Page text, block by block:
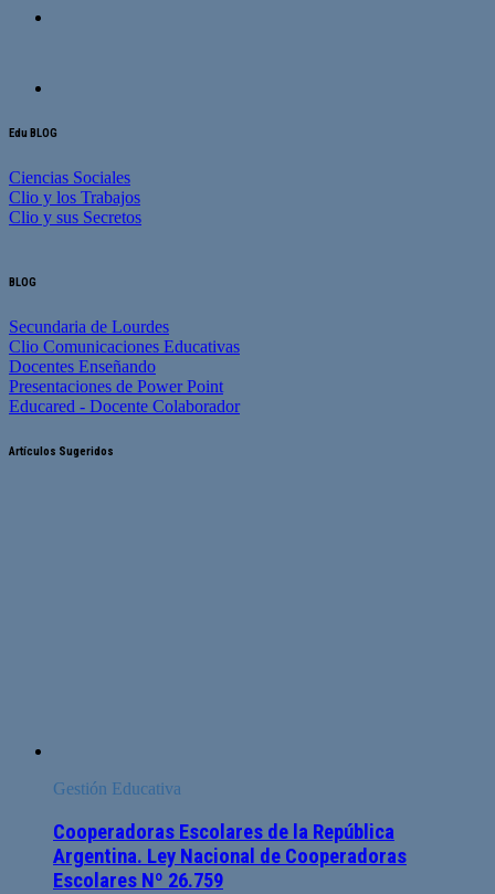
Edu BLOG
Ciencias Sociales
Clio y los Trabajos
Clio y sus Secretos
BLOG
Secundaria de Lourdes
Clio Comunicaciones Educativas
Docentes Enseñando
Presentaciones de Power Point
Educared - Docente Colaborador
Artículos Sugeridos
Gestión Educativa
Cooperadoras Escolares de la República
Argentina. Ley Nacional de Cooperadoras
Escolares Nº 26.759